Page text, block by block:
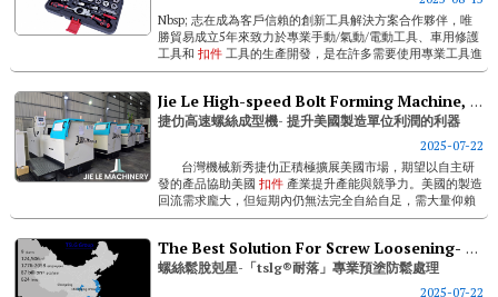
Nbsp; 志在成為客戶信賴的創新工具解決方案合作夥伴，唯
勝貿易成立5年來致力於專業手動/氣動/電動工具、車用修護
工具和 扣件 工具的生產開發，是在許多需要使用專業工具進
行緊固的產業領域備受客戶關注的後起之秀。 源源不絕
Jie Le High-speed Bolt Forming Machine, A Profit-booster For U.s. Manufacturing
捷仂高速螺絲成型機- 提升美國製造單位利潤的利器
2025-07-22
台灣機械新秀捷仂正積極擴展美國市場，期望以自主研
發的產品協助美國 扣件 產業提升產能與競爭力。美國的製造
回流需求龐大，但短期內仍無法完全自給自足，需大量仰賴
進口設備與零件。他們看準此市場缺口，...
The Best Solution For Screw Loosening- Professional Pre-applied Anti-loosening Treatments By Tslg®
螺絲鬆脫剋星-「tslg®耐落」專業預塗防鬆處理
2025-07-22